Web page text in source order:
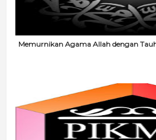
Memurnikan Agama Allah dengan